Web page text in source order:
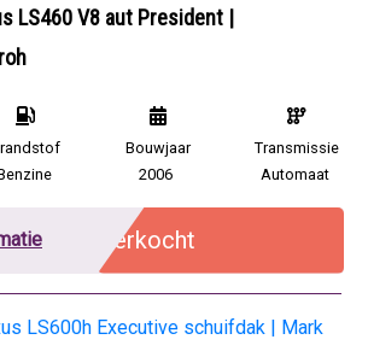
LS460 V8 aut President |
Bouwjaar
2006
Transmissie
Automaat
Verkocht